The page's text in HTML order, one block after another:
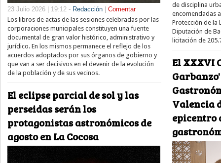
23 Julio 2026 | 19:12 - Redacción | Comentar
Los libros de actas de las sesiones celebradas por las
corporaciones municipales constituyen una fuente
documental de gran valor histórico, administrativo y
jurídico. En los mismos permanece el reflejo de los
acuerdos adoptados por sus órganos de gobierno y
que van a ser decisivos en el devenir de la evolución
de la población y de sus vecinos.
El eclipse parcial de sol y las
perseidas serán los
protagonistas astronómicos de
agosto en La Cocosa
de disciplina
encomendadas
Protección de la
Diputación de
licitación de
El XXXVI
Valencia
epicentro